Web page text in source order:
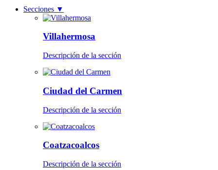
Secciones ▼
Villahermosa
Descripción de la sección
Ciudad del Carmen
Descripción de la sección
Coatzacoalcos
Descripción de la sección